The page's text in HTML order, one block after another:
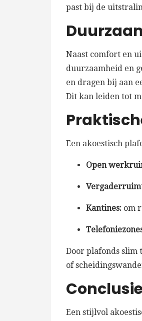
past bij de
Naast comfort en
duurzaamheid en
en dragen bij aan
Dit kan leiden tot
Een akoestisch
Open
Kantines: om
Door plafonds slim
of
Een stijlvol